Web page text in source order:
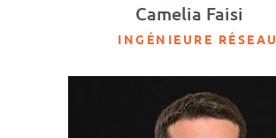
Camelia Faisi
INGÉNIEURE RÉSEAU